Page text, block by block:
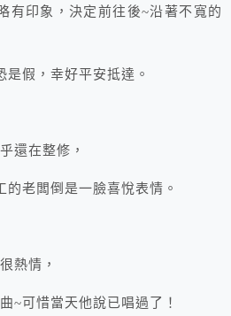
有印象，決定前往後~沿著不寬的
假，幸好平安抵達。
還在整修，
老闆倒是一臉喜悅表情。
熱情，
~可惜當天他說已唱過了！